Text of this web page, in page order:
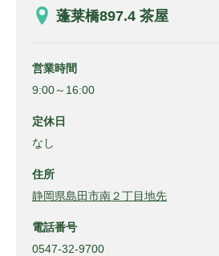
蓬莱橋897.4 茶屋
営業時間
9:00～16:00
定休日
なし
住所
静岡県島田市南２丁目地先
電話番号
0547-32-9700